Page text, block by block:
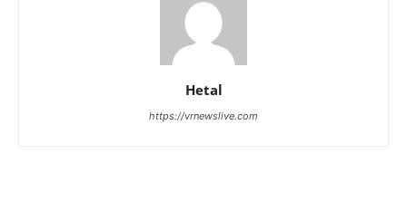
Hetal
https://vrnewslive.com